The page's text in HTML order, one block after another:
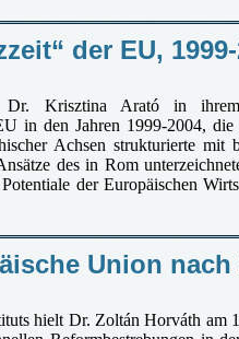
der EU,
Dr. Krisztina Arató in
in den Jahren 1999-2004, die
Achsen strukturierte mit
des in Rom
der Europäischen
Union nach
hielt Dr. Zoltán Horváth am